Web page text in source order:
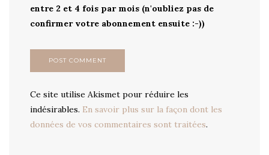
entre 2 et 4 fois par mois (n'oubliez pas de
confirmer votre abonnement ensuite :-))
Ce site utilise Akismet pour réduire les
indésirables. En savoir plus sur la façon dont les
données de vos commentaires sont traitées.